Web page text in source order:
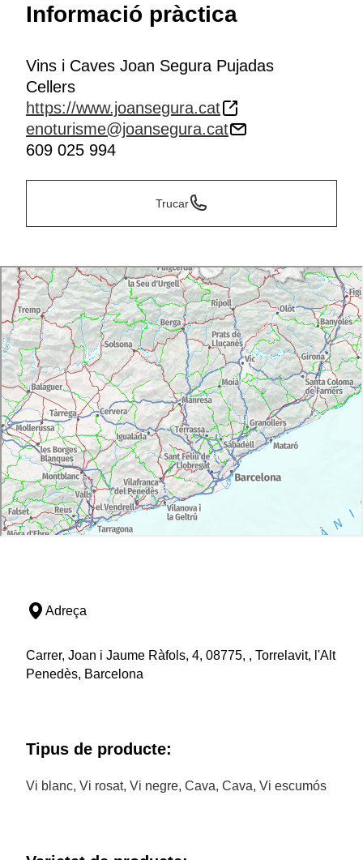
Informació pràctica
Vins i Caves Joan Segura Pujadas
Cellers
https://www.joansegura.cat
enoturisme@joansegura.cat
609 025 994
Trucar
Adreça
Carrer, Joan i Jaume Ràfols, 4, 08775, , Torrelavit, l'Alt
Penedès, Barcelona
Tipus de producte:
Vi blanc, Vi rosat, Vi negre, Cava, Cava, Vi escumós